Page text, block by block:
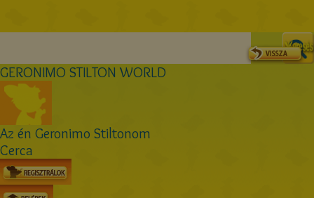
GERONIMO STILTON WORLD
Az én Geronimo Stiltonom
Cerca